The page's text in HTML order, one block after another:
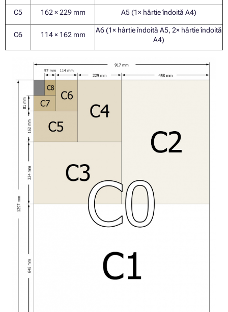
C5 162 × 229 mm A5 (1× hârtie îndoită A4)
C6 114 × 162 mm
A6 (1× hârtie îndoită A5, 2× hârtie îndoită
A4)